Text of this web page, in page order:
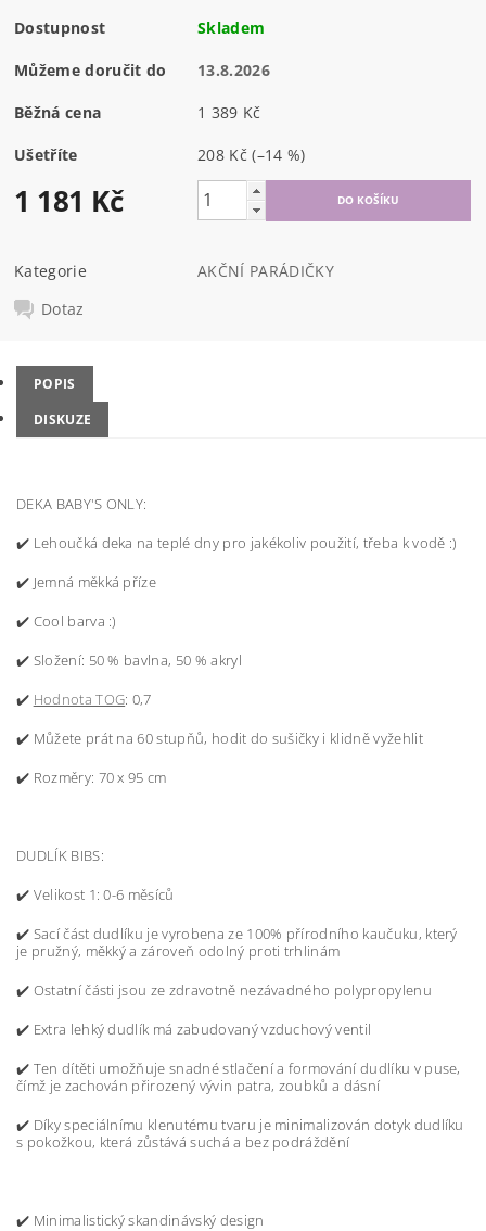
Dostupnost Skladem
Můžeme doručit do 13.8.2026
Běžná cena 1 389 Kč
Ušetříte 208 Kč(–14 %)
1 181 Kč
Kategorie
AKČNÍ PARÁDIČKY
Dotaz
POPIS
DISKUZE
DEKA BABY'S ONLY:
✔️ Lehoučká deka na teplé dny pro jakékoliv použití, třeba k vodě :)
✔️ Jemná měkká příze
✔️ Cool barva :)
✔️ Složení: 50 % bavlna, 50 % akryl
✔️ Hodnota TOG: 0,7
✔️ Můžete prát na 60 stupňů, hodit do sušičky i klidně vyžehlit
✔️ Rozměry: 70 x 95 cm
DUDLÍK BIBS:
✔️ Velikost 1: 0-6 měsíců
✔️ Sací část dudlíku je vyrobena ze 100% přírodního kaučuku, který
je pružný, měkký a zároveň odolný proti trhlinám
✔️ Ostatní části jsou ze zdravotně nezávadného polypropylenu
✔️ Extra lehký dudlík má zabudovaný vzduchový ventil
✔️ Ten dítěti umožňuje snadné stlačení a formování dudlíku v puse,
čímž je zachován přirozený vývin patra, zoubků a dásní
✔️ Díky speciálnímu klenutému tvaru je minimalizován dotyk dudlíku
s pokožkou, která zůstává suchá a bez podráždění
✔️ Minimalistický skandinávský design